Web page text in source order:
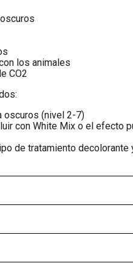
los animales
CO2
oscuros (nivel 2-7)
con White Mix o el efecto
de tratamiento decolorante